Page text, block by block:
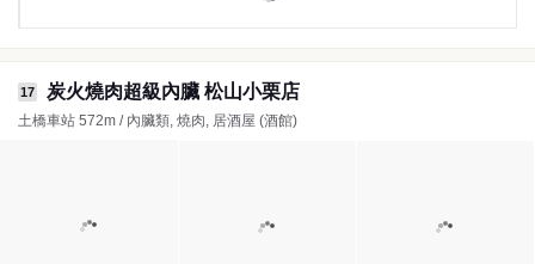
17 炭火燒肉超級內臟 松山小栗店
土橋車站 572m / 內臟類, 燒肉, 居酒屋 (酒館)